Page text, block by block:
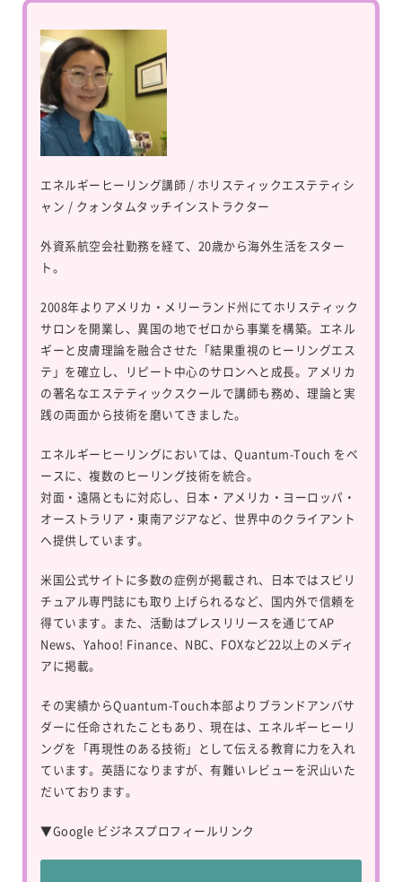
エネルギーヒーリング講師 / ホリスティックエステティシ
ャン / クォンタムタッチインストラクター
外資系航空会社勤務を経て、20歳から海外生活をスター
ト。
2008年よりアメリカ・メリーランド州にてホリスティック
サロンを開業し、異国の地でゼロから事業を構築。エネル
ギーと皮膚理論を融合させた「結果重視のヒーリングエス
テ」を確立し、リピート中心のサロンへと成長。アメリカ
の著名なエステティックスクールで講師も務め、理論と実
践の両面から技術を磨いてきました。
エネルギーヒーリングにおいては、 Quantum-Touch をベ
ースに、複数のヒーリング技術を統合。
対面・遠隔ともに対応し、日本・アメリカ・ヨーロッパ・
オーストラリア・東南アジアなど、世界中のクライアント
へ提供しています。
米国公式サイトに多数の症例が掲載され、日本ではスピリ
チュアル専門誌にも取り上げられるなど、国内外で信頼を
得ています。また、活動はプレスリリースを通じてAP
News、Yahoo! Finance、NBC、FOXなど22以上のメディ
アに掲載。
その実績からQuantum-Touch本部よりブランドアンバサ
ダーに任命されたこともあり、現在は、エネルギーヒーリ
ングを「再現性のある技術」として伝える教育に力を入れ
ています。英語になりますが、有難いレビューを沢山いた
だいております。
▼Google ビジネスプロフィールリンク